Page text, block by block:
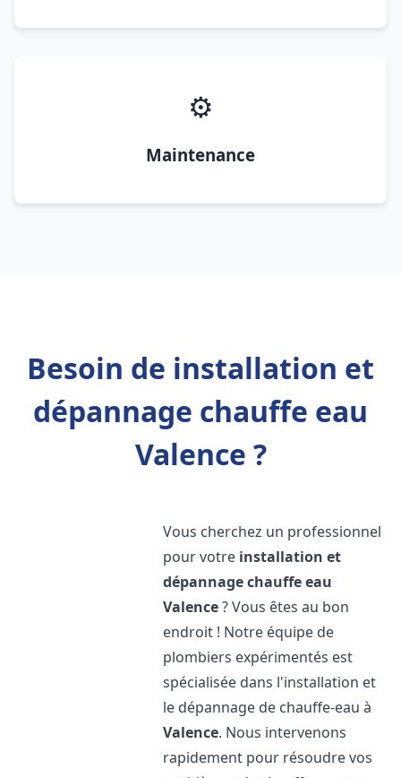
⚙️
Maintenance
Besoin de installation et
dépannage chauffe eau
Valence ?
Vous cherchez un professionnel
pour votre installation et
dépannage chauffe eau
Valence? Vous êtes au bon
endroit ! Notre équipe de
plombiers expérimentés est
spécialisée dans l'installation et
le dépannage de chauffe-eau à
Valence. Nous intervenons
rapidement pour résoudre vos